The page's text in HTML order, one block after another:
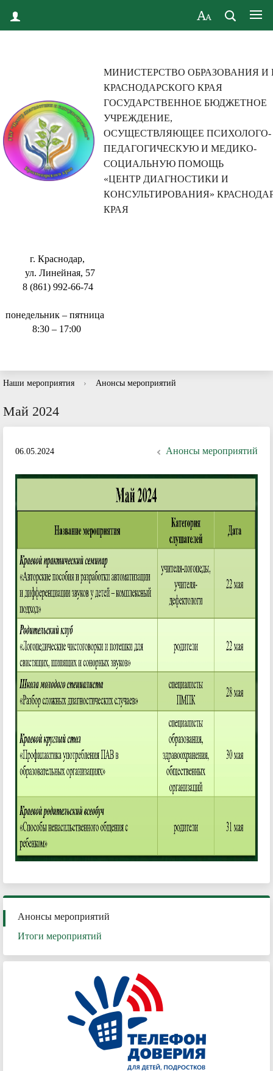
МИНИСТЕРСТВО ОБРАЗОВАНИЯ И
КРАСНОДАРСКОГО КРАЯ
ГОСУДАРСТВЕННОЕ БЮДЖЕТНОЕ
УЧРЕЖДЕНИЕ,
ОСУЩЕСТВЛЯЮЩЕЕ ПСИХОЛОГО-
ПЕДАГОГИЧЕСКУЮ И МЕДИКО-
СОЦИАЛЬНУЮ ПОМОЩЬ
«ЦЕНТР ДИАГНОСТИКИ И
КОНСУЛЬТИРОВАНИЯ»
КРАЯ
г. Краснодар,
ул. Линейная, 57
8 (861) 992-66-74
понедельник – пятница
8:30 – 17:00
Наши мероприятия › Анонсы мероприятий
Май 2024
06.05.2024 Анонсы мероприятий
Анонсы мероприятий
Итоги мероприятий